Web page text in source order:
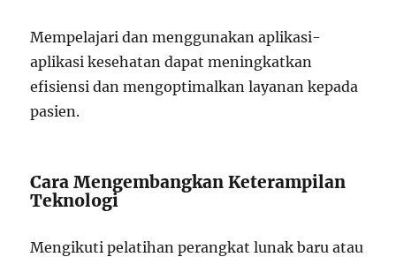
Mempelajari dan menggunakan aplikasi-
aplikasi kesehatan dapat meningkatkan
efisiensi dan mengoptimalkan layanan kepada
pasien.
Cara Mengembangkan Keterampilan
Teknologi
Mengikuti pelatihan perangkat lunak baru atau